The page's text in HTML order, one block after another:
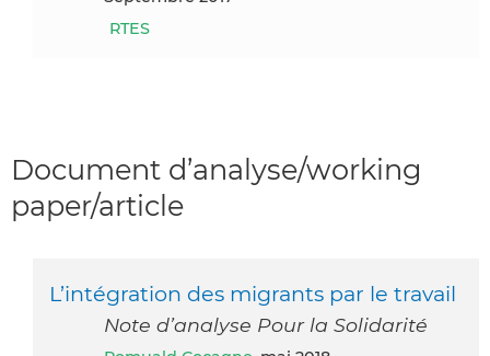
RTES
Document d’analyse/working
paper/article
L’intégration des migrants par le travail
Note d’analyse Pour la Solidarité